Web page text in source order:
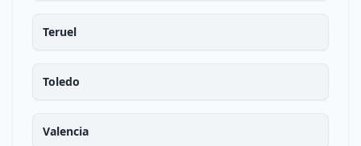
Teruel
Toledo
Valencia